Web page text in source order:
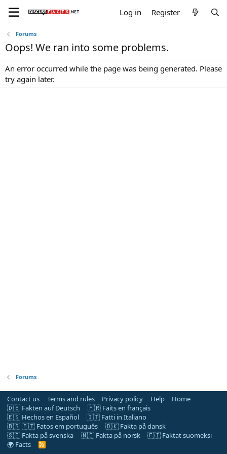
Log in Register
Forums
Oops! We ran into some problems.
An error occurred while the page was being generated. Please
try again later.
Forums
Contact us Terms and rules Privacy policy Help
Home
🇩🇪 Fakten auf Deutsch
🇫🇷 Faits en français
🇪🇸 Hechos en Español
🇮🇹 Fatti in Italiano
🇧🇷 🇵🇹 Fatos em português
🇩🇰 Fakta på dansk
🇸🇪 Fakta på svenska
🇳🇴 Fakta på norsk
🇫🇮 Faktat suomeksi
🌍 Facts
R